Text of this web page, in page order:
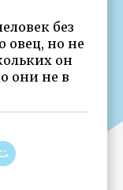
без
овец, но не
он
они не в